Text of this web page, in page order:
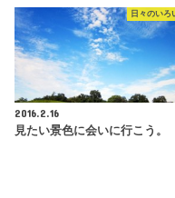
日々のいろ
2016.2.16
見たい景色に会いに行こう。